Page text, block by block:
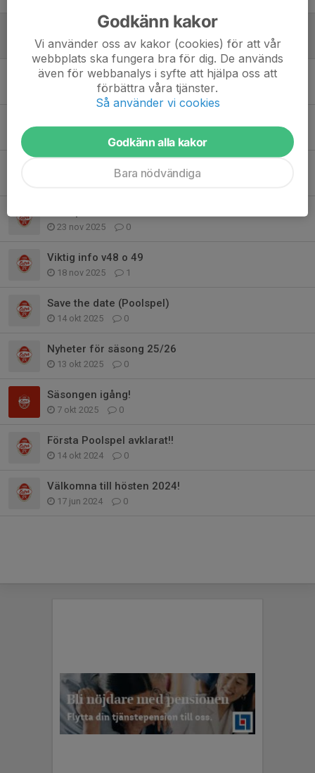
Nu kör vi igång igen!
4 jan, 14:31 0
Sista rycket innan jul!
14 dec 2025 0
0
23 nov 2025 0
Viktig info v48 o 49
18 nov 2025 1
Save the date (Poolspel)
14 okt 2025 0
Nyheter för säsong 25/26
13 okt 2025 0
Säsongen igång!
7 okt 2025 0
Första Poolspel avklarat!!
14 okt 2024 0
Välkomna till hösten 2024!
17 jun 2024 0
Godkänn kakor
Vi använder oss av kakor (cookies) för att vår
webbplats ska fungera bra för dig. De används
även för webbanalys i syfte att hjälpa oss att
förbättra våra tjänster.
Så använder vi cookies
Godkänn alla kakor
Bara nödvändiga